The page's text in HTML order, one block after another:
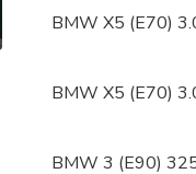
BMW X5 (E70)
BMW X5 (E70)
BMW 3 (E90)